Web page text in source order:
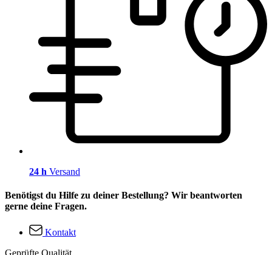
24 h Versand
Benötigst du Hilfe zu deiner Bestellung? Wir beantworten
gerne deine Fragen.
Kontakt